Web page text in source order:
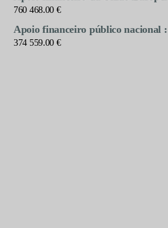
760 468.00 €
Apoio financeiro público nacional :
374 559.00 €